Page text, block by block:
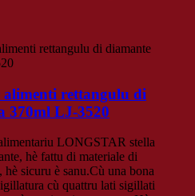
alimenti rettangulu di
370ml LJ-3520
LONGSTAR stella
hè fattu di materiale di
sicuru è sanu.Cù una bona
cù quattru lati sigillati